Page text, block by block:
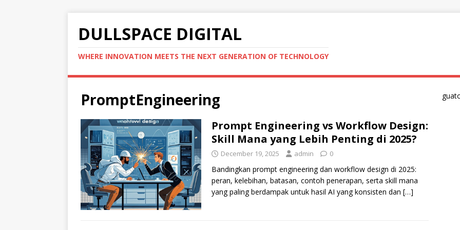
DULLSPACE DIGITAL
WHERE INNOVATION MEETS THE NEXT GENERATION OF TECHNOLOGY
PromptEngineering
Prompt Engineering vs Workflow Design:
Skill Mana yang Lebih Penting di 2025?
December 19, 2025 admin 0
Bandingkan prompt engineering dan workflow design di 2025:
peran, kelebihan, batasan, contoh penerapan, serta skill mana
yang paling berdampak untuk hasil AI yang konsisten dan […]